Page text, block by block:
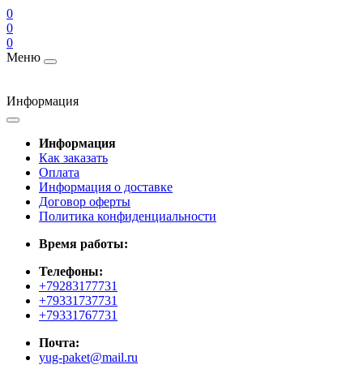
0
0
0
Меню
Информация
Информация
Как заказать
Оплата
Информация о доставке
Договор оферты
Политика конфиденциальности
Время работы:
Телефоны:
+79283177731
+79331737731
+79331767731
Почта:
yug-paket@mail.ru